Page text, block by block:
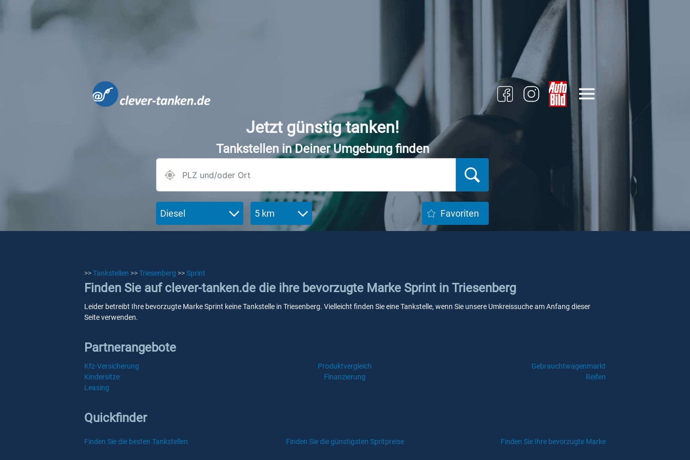
Jetzt günstig tanken!
Tankstellen in Deiner Umgebung finden
Diesel 5 km Favoriten
>>Tankstellen >>Triesenberg >>Sprint
Finden Sie auf clever-tanken.de die ihre bevorzugte Marke Sprint in Triesenberg
Leider betreibt Ihre bevorzugte Marke Sprint keine Tankstelle in Triesenberg. Vielleicht finden Sie eine Tankstelle, wenn Sie unsere Umkreissuche am Anfang dieser
Seite verwenden.
Partnerangebote
Kfz-Versicherung Produktvergleich
Gebrauchtwagenmarkt
Kindersitze
Finanzierung
Reifen
Leasing
Quickfinder
Finden Sie die besten Tankstellen Finden Sie die günstigsten Spritpreise Finden Sie Ihre bevorzugte Marke